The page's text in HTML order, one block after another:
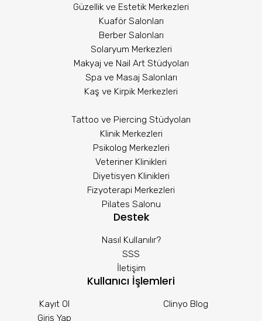
Güzellik ve Estetik Merkezleri
Kuaför Salonları
Berber Salonları
Solaryum Merkezleri
Makyaj ve Nail Art Stüdyoları
Spa ve Masaj Salonları
Kaş ve Kirpik Merkezleri
Tattoo ve Piercing Stüdyoları
Klinik Merkezleri
Psikolog Merkezleri
Veteriner Klinikleri
Diyetisyen Klinikleri
Fizyoterapi Merkezleri
Pilates Salonu
Destek
Nasıl Kullanılır?
SSS
İletişim
Kullanıcı İşlemleri
Kayıt Ol
Giriş Yap
Clinyo Blog